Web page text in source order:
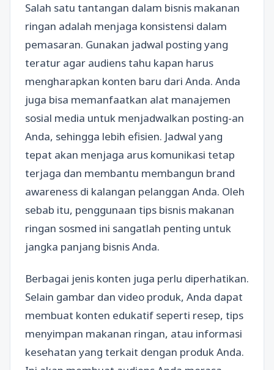
Salah satu tantangan dalam bisnis makanan
ringan adalah menjaga konsistensi dalam
pemasaran. Gunakan jadwal posting yang
teratur agar audiens tahu kapan harus
mengharapkan konten baru dari Anda. Anda
juga bisa memanfaatkan alat manajemen
sosial media untuk menjadwalkan posting-an
Anda, sehingga lebih efisien. Jadwal yang
tepat akan menjaga arus komunikasi tetap
terjaga dan membantu membangun brand
awareness di kalangan pelanggan Anda. Oleh
sebab itu, penggunaan tips bisnis makanan
ringan sosmed ini sangatlah penting untuk
jangka panjang bisnis Anda.
Berbagai jenis konten juga perlu diperhatikan.
Selain gambar dan video produk, Anda dapat
membuat konten edukatif seperti resep, tips
menyimpan makanan ringan, atau informasi
kesehatan yang terkait dengan produk Anda.